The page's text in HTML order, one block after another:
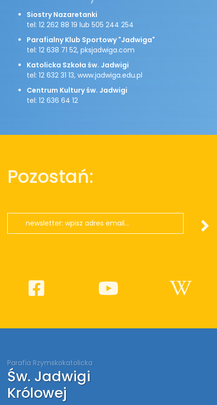
Siostry Nazaretanki
tel: 12 262 88 19 lub 505 244 254
Parafialny Klub Sportowy "Jadwiga"
tel: 12 638 71 52, pksjadwiga.com
Katolicka Szkoła św. Jadwigi
tel: 12 632 31 13, www.jadwiga.edu.pl
Centrum Kultury św. Jadwigi
tel: 12 636 64 12
Pozostań:
Parafia Rzymskokatolicka
Św. Jadwigi
Królowej